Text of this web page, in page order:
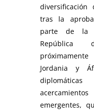
tras la
parte de la
República
Jordania y
emergentes,